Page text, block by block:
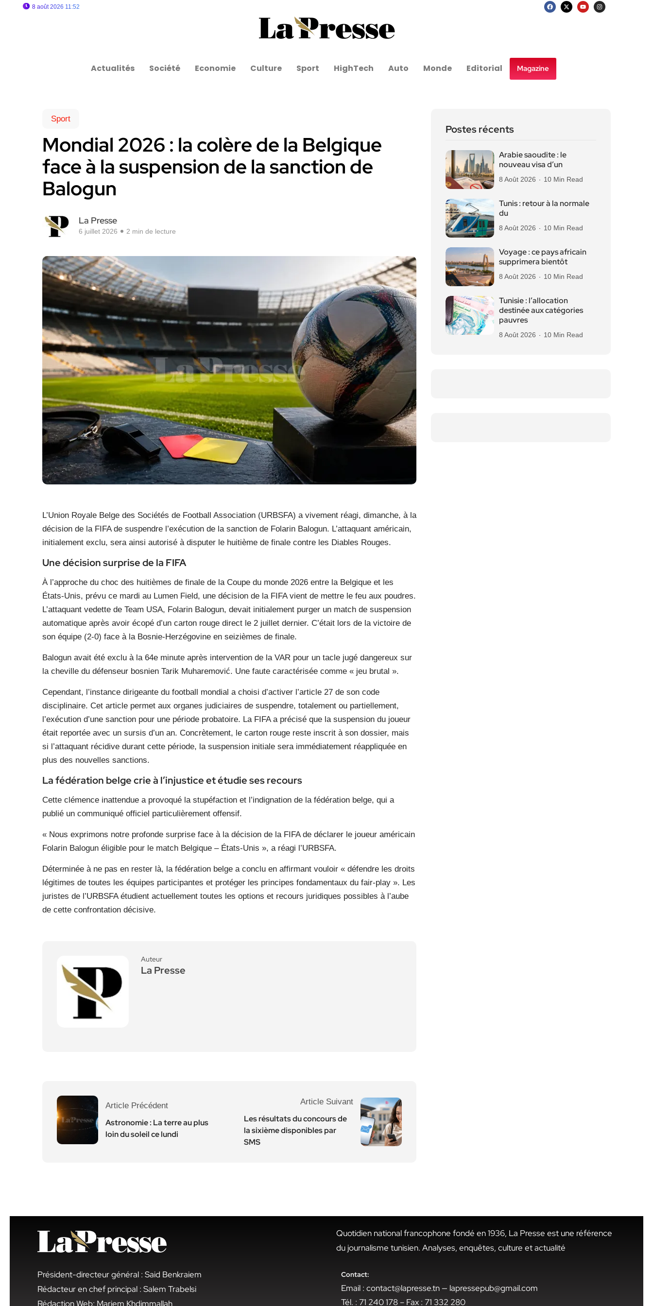
8 août 2026 11:52
Actualités Société Economie Culture Sport HighTech Auto Monde Editorial Magazine
Sport
Mondial 2026 : la colère de la Belgique
face à la suspension de la sanction de
Balogun
La Presse
6 juillet 2026 2 min de lecture
L’Union Royale Belge des Sociétés de Football Association (URBSFA) a vivement réagi, dimanche, à la
décision de la FIFA de suspendre l’exécution de la sanction de Folarin Balogun. L’attaquant américain,
initialement exclu, sera ainsi autorisé à disputer le huitième de finale contre les Diables Rouges.
Une décision surprise de la FIFA
À l’approche du choc des huitièmes de finale de la Coupe du monde 2026 entre la Belgique et les
États-Unis, prévu ce mardi au Lumen Field, une décision de la FIFA vient de mettre le feu aux poudres.
L’attaquant vedette de Team USA, Folarin Balogun, devait initialement purger un match de suspension
automatique après avoir écopé d’un carton rouge direct le 2 juillet dernier. C’était lors de la victoire de
son équipe (2-0) face à la Bosnie-Herzégovine en seizièmes de finale.
Balogun avait été exclu à la 64e minute après intervention de la VAR pour un tacle jugé dangereux sur
la cheville du défenseur bosnien Tarik Muharemović. Une faute caractérisée comme « jeu brutal ».
Cependant, l’instance dirigeante du football mondial a choisi d’activer l’article 27 de son code
disciplinaire. Cet article permet aux organes judiciaires de suspendre, totalement ou partiellement,
l’exécution d’une sanction pour une période probatoire. La FIFA a précisé que la suspension du joueur
était reportée avec un sursis d’un an. Concrètement, le carton rouge reste inscrit à son dossier, mais
si l’attaquant récidive durant cette période, la suspension initiale sera immédiatement réappliquée en
plus des nouvelles sanctions.
La fédération belge crie à l’injustice et étudie ses recours
Cette clémence inattendue a provoqué la stupéfaction et l’indignation de la fédération belge, qui a
publié un communiqué officiel particulièrement offensif.
« Nous exprimons notre profonde surprise face à la décision de la FIFA de déclarer le joueur américain
Folarin Balogun éligible pour le match Belgique – États-Unis », a réagi l’URBSFA.
Déterminée à ne pas en rester là, la fédération belge a conclu en affirmant vouloir « défendre les droits
légitimes de toutes les équipes participantes et protéger les principes fondamentaux du fair-play ». Les
juristes de l’URBSFA étudient actuellement toutes les options et recours juridiques possibles à l’aube
de cette confrontation décisive.
Auteur
La Presse
Article Précédent
Astronomie : La terre au plus
loin du soleil ce lundi
Article Suivant
Les résultats du concours de
la sixième disponibles par
SMS
Postes récents
Arabie saoudite : le
nouveau visa d’un
8 Août 2026 10 Min Read
Tunis : retour à la normale
du
8 Août 2026 10 Min Read
Voyage : ce pays africain
supprimera bientôt
8 Août 2026 10 Min Read
Tunisie : l’allocation
destinée aux catégories
pauvres
8 Août 2026 10 Min Read
Président-directeur général : Said Benkraiem
Rédacteur en chef principal : Salem Trabelsi
Rédaction Web: Mariem Khdimmallah
Quotidien national francophone fondé en 1936, La Presse est une référence
du journalisme tunisien. Analyses, enquêtes, culture et actualité
Contact:
Email : contact@lapresse.tn — lapressepub@gmail.com
Tél. : 71 240 178 – Fax : 71 332 280